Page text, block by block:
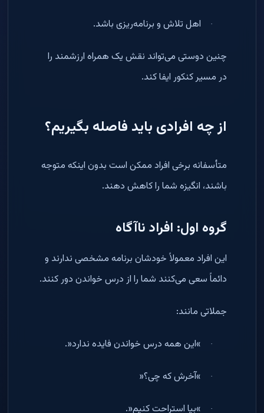
· اهل تلاش و برنامه‌ریزی باشد.
چنین دوستی می‌تواند نقش یک همراه ارزشمند را
در مسیر کنکور ایفا کند.
از چه افرادی باید فاصله بگیریم؟
متأسفانه برخی افراد ممکن است بدون اینکه متوجه
باشند، انگیزه شما را کاهش دهند.
گروه اول: افراد ناآگاه
این افراد معمولاً خودشان برنامه مشخصی ندارند و
دائماً سعی می‌کنند شما را از درس خواندن دور کنند.
جملاتی مانند:
·
«این همه درس خواندن فایده ندارد.»
·
«آخرش که چی؟»
·
«بیا استراحت کنیم.»